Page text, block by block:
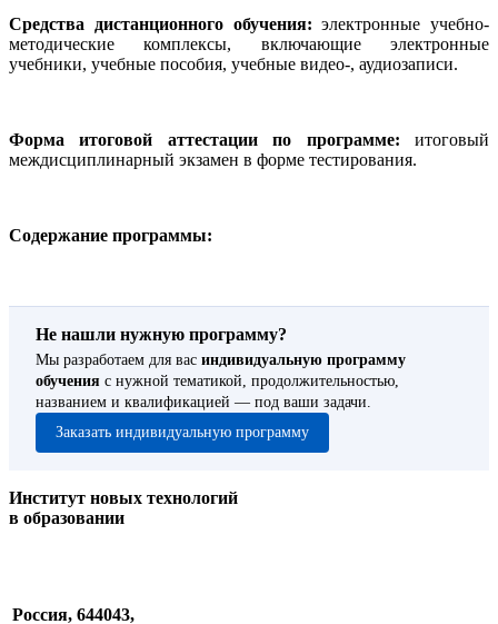
Средства дистанционного обучения: электронные учебно-
методические комплексы, включающие электронные
учебники, учебные пособия, учебные видео-, аудиозаписи.
Форма итоговой аттестации по программе: итоговый
междисциплинарный экзамен в форме тестирования.
Содержание программы:
Не нашли нужную программу?
Мы разработаем для вас индивидуальную программу
обучения с нужной тематикой, продолжительностью,
названием и квалификацией — под ваши задачи.
Заказать индивидуальную программу
Институт новых технологий
в образовании
Россия, 644043,